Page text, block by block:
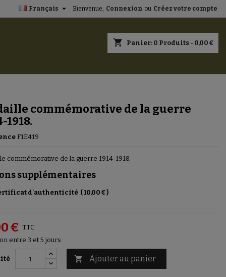
Bienvenue, Connexion ou Créez votre compte
Français 
shopping_cart Panier: 0 Produits - 0,00 €
commémorative de la guerre
1918.
F1E419
commémorative de la guerre 1914-1918.
supplémentaires
d'authenticité ( 10,00 €)
€
TTC
entre 3 et 5 jours
 Ajouter au panier